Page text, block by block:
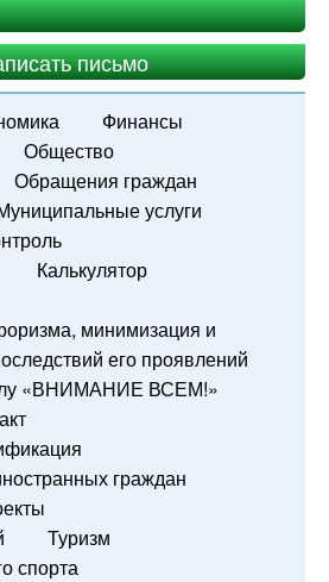
письмо
Финансы
Общество
Обращения граждан
услуги
Калькулятор
минимизация и
его проявлений
«ВНИМАНИЕ ВСЕМ!»
граждан
Туризм
спорта